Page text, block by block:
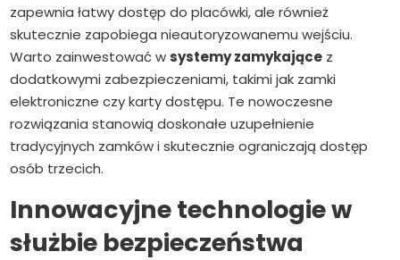
zapewnia łatwy dostęp do placówki, ale również
skutecznie zapobiega nieautoryzowanemu wejściu.
Warto zainwestować w systemy zamykające z
dodatkowymi zabezpieczeniami, takimi jak zamki
elektroniczne czy karty dostępu. Te nowoczesne
rozwiązania stanowią doskonałe uzupełnienie
tradycyjnych zamków i skutecznie ograniczają dostęp
osób trzecich.
Innowacyjne technologie w
służbie bezpieczeństwa